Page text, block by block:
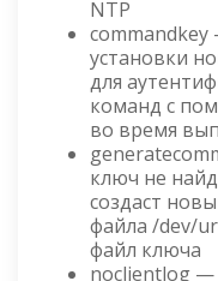
NTP
commandkey
установки
для
команд с
во время
ключ не
создаст
файла /dev/
файл ключа
noclientlog —